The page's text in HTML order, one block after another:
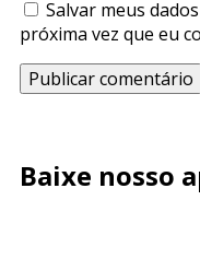
Salvar meus
próxima vez que eu
Baixe nosso